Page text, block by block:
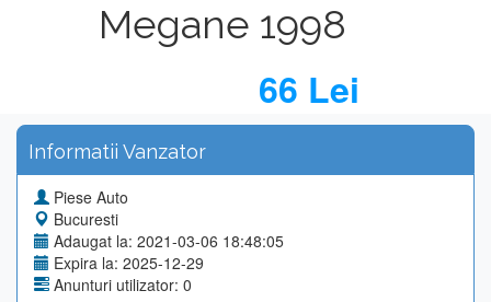
Megane 1998
66 Lei
Informatii Vanzator
Piese Auto
Bucuresti
Adaugat la: 2021-03-06 18:48:05
Expira la: 2025-12-29
Anunturi utilizator: 0